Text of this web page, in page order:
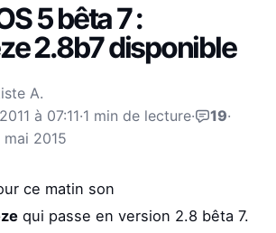
5 bêta 7 :
2.8b7 disponible
A.
à 07:11·1 min de lecture· 19·
mai 2015
ce matin son
qui passe en version 2.8 bêta 7.